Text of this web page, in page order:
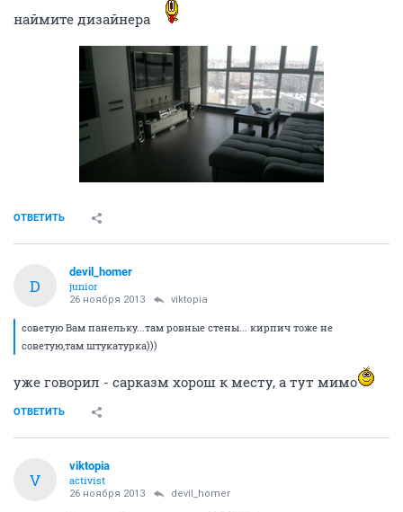
наймите дизайнера
ОТВЕТИТЬ
D
devil_homer
junior
26 ноября 2013 viktopia
советую Вам панельку...там ровные стены... кирпич тоже не
советую,там штукатурка)))
уже говорил - сарказм хорош к месту, а тут мимо
ОТВЕТИТЬ
V
viktopia
activist
26 ноября 2013 devil_homer